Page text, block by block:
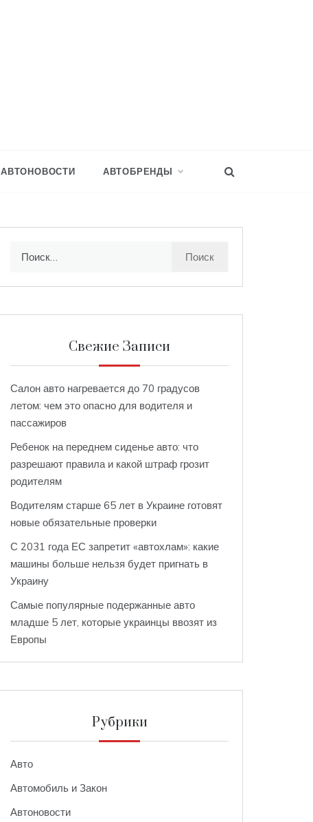
АВТОНОВОСТИ АВТОБРЕНДЫ
Свежие Записи
Салон авто нагревается до 70 градусов
летом: чем это опасно для водителя и
пассажиров
Ребенок на переднем сиденье авто: что
разрешают правила и какой штраф грозит
родителям
Водителям старше 65 лет в Украине готовят
новые обязательные проверки
С 2031 года ЕС запретит «автохлам»: какие
машины больше нельзя будет пригнать в
Украину
Самые популярные подержанные авто
младше 5 лет, которые украинцы ввозят из
Европы
Рубрики
Авто
Автомобиль и Закон
Автоновости